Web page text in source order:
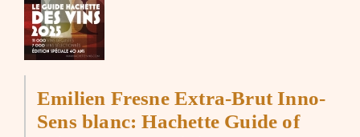
Emilien Fresne Extra-Brut Inno-
Sens blanc: Hachette Guide of